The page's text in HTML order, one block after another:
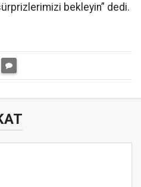
bekleyin” dedi.